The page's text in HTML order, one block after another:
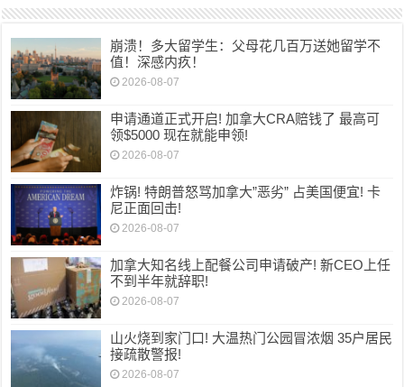
崩溃！多大留学生：父母花几百万送她留学不
值！深感内疚！
2026-08-07
申请通道正式开启! 加拿大CRA赔钱了 最高可
领$5000 现在就能申领!
2026-08-07
炸锅! 特朗普怒骂加拿大”恶劣” 占美国便宜! 卡
尼正面回击!
2026-08-07
加拿大知名线上配餐公司申请破产! 新CEO上任
不到半年就辞职!
2026-08-07
山火烧到家门口! 大温热门公园冒浓烟 35户居民
接疏散警报!
2026-08-07